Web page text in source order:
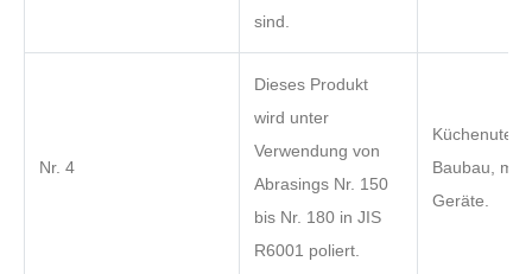
sind.
Nr. 4
Dieses Produkt
wird unter
Verwendung von
Abrasings Nr. 150
bis Nr. 180 in JIS
R6001 poliert.
Baubau,
Geräte.